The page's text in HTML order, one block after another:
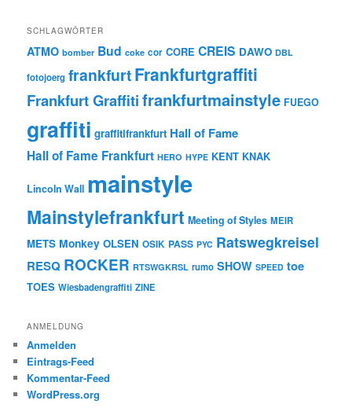
SCHLAGWÖRTER
ATMO bomber Bud coke cor CORE CREIS DAWO DBL
fotojoerg frankfurtFrankfurtgraffiti
Frankfurt Graffitifrankfurtmainstyle FUEGO
graffiti graffitifrankfurt Hall of Fame
Hall of Fame Frankfurt HERO HYPE KENT KNAK
Lincoln Wall mainstyle
Mainstylefrankfurt Meeting of Styles MEIR
METS Monkey OLSEN OSIK PASS PYC Ratswegkreisel
RESQ ROCKER RTSWGKRSL rumo SHOW SPEED toe
TOES Wiesbadengraffiti ZINE
ANMELDUNG
Anmelden
Eintrags-Feed
Kommentar-Feed
WordPress.org